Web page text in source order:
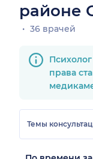
районе
36 врачей
права
Темы